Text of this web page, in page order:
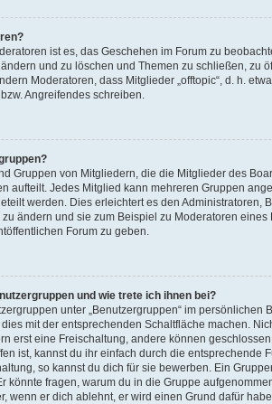
ist es, das Geschehen im Forum zu
und zu löschen und Themen zu schließen, zu
Moderatoren, dass Mitglieder „offtopic“, d. h.
Angreifendes schreiben.
Gruppen von Mitgliedern, die die Mitglieder des
aufteilt. Jedes Mitglied kann mehreren Gruppen
werden. Dies erleichtert es den Administratoren,
ändern und sie zum Beispiel zu Moderatoren
Forum zu geben.
und wie trete ich ihnen bei?
unter „Benutzergruppen“ im persönlichen
mit der entsprechenden Schaltfläche machen.
erst eine Freischaltung, andere können
ist, kannst du ihr einfach durch die entsprechende
so kannst du dich für sie bewerben. Ein
könnte fragen, warum du in die Gruppe
wenn er dich ablehnt, er wird einen Grund dafür